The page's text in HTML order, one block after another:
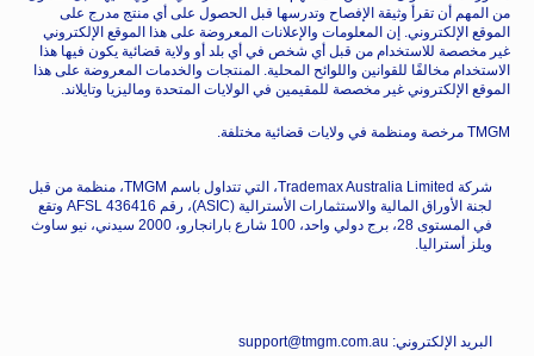
من المهم أن تقرأ وثيقة الإفصاح وتدرسها قبل الحصول على أي منتج مدرج على
الموقع الإلكتروني. إن المعلومات والإعلانات المعروضة على هذا الموقع الإلكتروني
غير مخصصة للاستخدام من قبل أي شخص في أي بلد أو ولاية قضائية يكون فيها هذا
الاستخدام مخالفًا للقوانين واللوائح المحلية. المنتجات والخدمات المعروضة على هذا
الموقع الإلكتروني غير مخصصة للمقيمين في الولايات المتحدة وماليزيا وتايلاند.
TMGM مرخصة ومنظمة في ولايات قضائية مختلفة.
شركة Trademax Australia Limited، التي تتداول باسم TMGM، منظمة من قبل
لجنة الأوراق المالية والاستثمارات الأسترالية (ASIC)، رقم AFSL 436416 وتقع
في المستوى 28، برج دولي واحد، 100 شارع بارانجارو، 2000 سيدني، نيو ساوث
ويلز أستراليا.
البريد الإلكتروني: support@tmgm.com.au